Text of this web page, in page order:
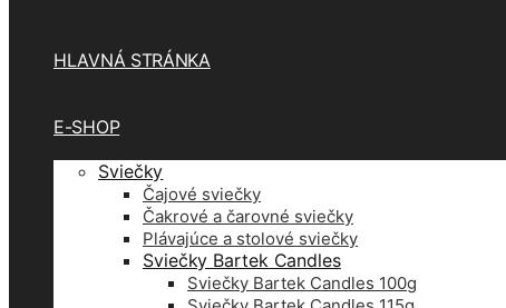
HLAVNÁ STRÁNKA
E-SHOP
Sviečky
Čajové sviečky
Čakrové a čarovné sviečky
Plávajúce a stolové sviečky
Sviečky Bartek Candles
Sviečky Bartek Candles 100g